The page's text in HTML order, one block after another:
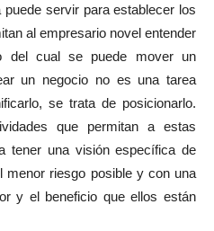
servir para establecer los
al empresario novel entender
del cual se puede mover un
un negocio no es una tarea
se trata de posicionarlo.
que permitan a estas
tener una visión específica de
menor riesgo posible y con una
y el beneficio que ellos están